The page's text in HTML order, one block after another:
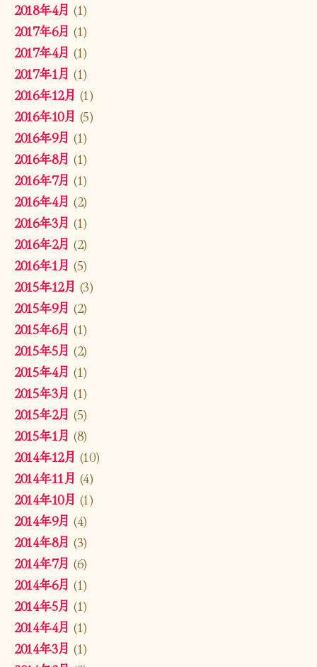
2018年4月 (1)
2017年6月 (1)
2017年4月 (1)
2017年1月 (1)
2016年12月 (1)
2016年10月 (5)
2016年9月 (1)
2016年8月 (1)
2016年7月 (1)
2016年4月 (2)
2016年3月 (1)
2016年2月 (2)
2016年1月 (5)
2015年12月 (3)
2015年9月 (2)
2015年6月 (1)
2015年5月 (2)
2015年4月 (1)
2015年3月 (1)
2015年2月 (5)
2015年1月 (8)
2014年12月 (10)
2014年11月 (4)
2014年10月 (1)
2014年9月 (4)
2014年8月 (3)
2014年7月 (6)
2014年6月 (1)
2014年5月 (1)
2014年4月 (1)
2014年3月 (1)